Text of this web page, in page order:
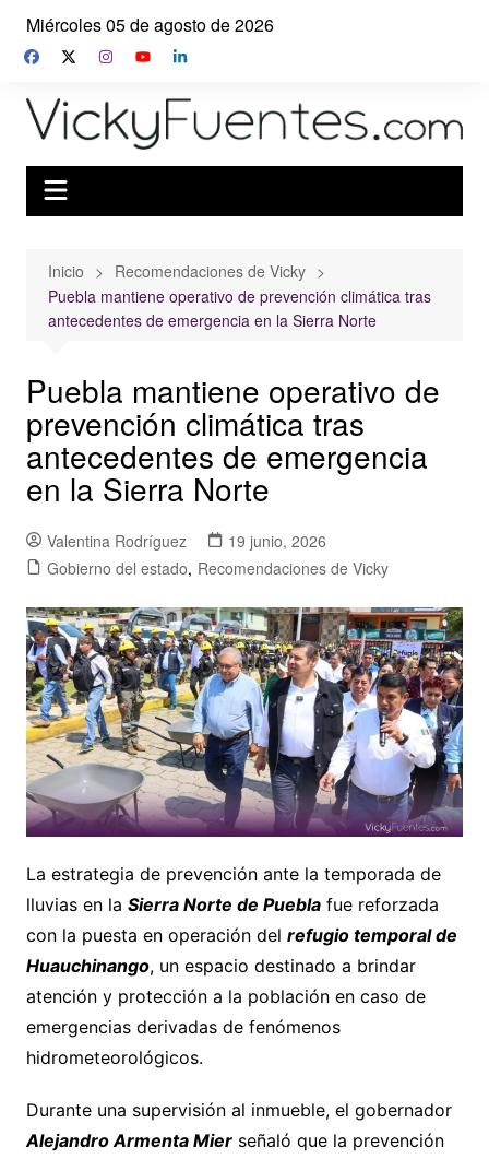
Saltar
contenido
Miércoles 05 de agosto de 2026
Inicio
Recomendaciones de Vicky
Puebla mantiene operativo de prevención climática tras
antecedentes de emergencia en la Sierra Norte
Puebla mantiene operativo de
prevención climática tras
antecedentes de emergencia
en la Sierra Norte
Valentina Rodríguez
19 junio, 2026
Gobierno del estado, Recomendaciones de Vicky
La estrategia de prevención ante la temporada de
lluvias en la Sierra Norte de Pueblafue reforzada
con la puesta en operación del refugio temporal de
Huauchinango, un espacio destinado a brindar
atención y protección a la población en caso de
emergencias derivadas de fenómenos
hidrometeorológicos.
Durante una supervisión al inmueble, el gobernador
Alejandro Armenta Mierseñaló que la prevención